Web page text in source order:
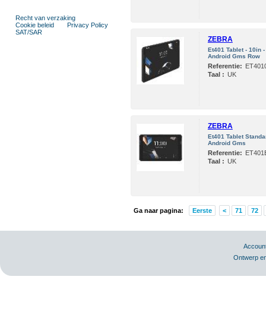
Recht van verzaking
Cookie beleid
Privacy Policy
SAT/SAR
ZEBRA
Et401 Tablet - 10in
Android Gms Row
Referentie:
Taal : UK
ZEBRA
Et401 Tablet
Android Gms
Referentie:
Taal : UK
Ga naar pagina: Eerste < 71 72
Ontwerp